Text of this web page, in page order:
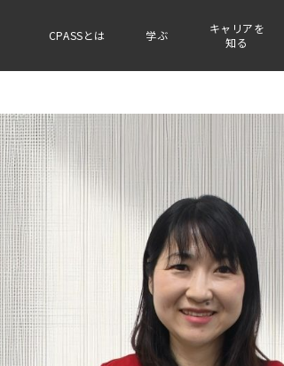
CPASSとは 学ぶ
キャリアを
知る